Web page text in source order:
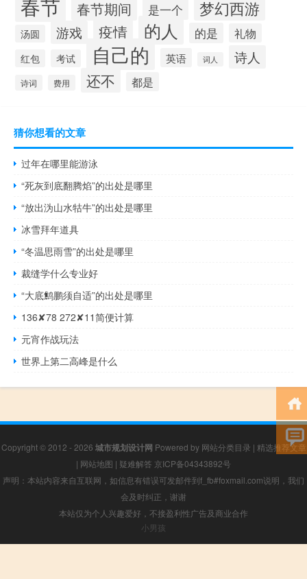
春节期间 是一个 梦幻西游
汤圆 游戏 疫情 的人 的是 礼物
红包 考试 自己的 英语 词人 诗人
诗词 费用 还不 都是
猜你想看的文章
过年在哪里能游泳
“死灰到底翻腾焰”的出处是哪里
“放出沩山水牯牛”的出处是哪里
冰雪拜年道具
“冬温思雨雪”的出处是哪里
裁缝学什么专业好
“大底鹪鹏须自适”的出处是哪里
136✘78 272✘11简便计算
元宵作战玩法
世界上第二高峰是什么
Copyright © 2012 - 2026 城市规划设计网 Powered by 网站分类目录 | 精选推荐文章
| 网站地图 | 疑难解答 京ICP备04343892号
声明：本站内容来自互联网，如信息有错误可发邮件到f_fb#foxmail.com说明，我们
会及时纠正，谢谢
本站仅为个人兴趣爱好，不接盈利性广告及商业合作
小男孩